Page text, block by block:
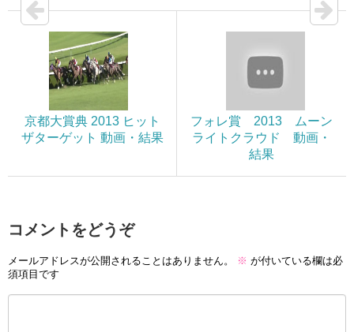
京都大賞典 2013 ヒット
ザターゲット 動画・結果
フォレ賞 2013 ムーン
ライトクラウド 動画・
結果
コメントをどうぞ
メールアドレスが公開されることはありません。 ※ が付いている欄は必
須項目です